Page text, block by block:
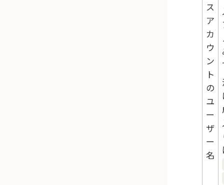
ス
ア
カ
ウ
ン
ト
の
ユ
ー
ザ
ー
名